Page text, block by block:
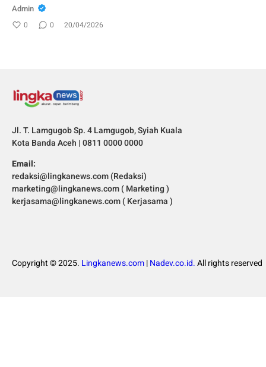
Admin
0 0 20/04/2026
Jl. T. Lamgugob Sp. 4 Lamgugob, Syiah Kuala
Kota Banda Aceh | 0811 0000 0000
Email:
redaksi@lingkanews.com (Redaksi)
marketing@lingkanews.com ( Marketing )
kerjasama@lingkanews.com ( Kerjasama )
Copyright © 2025. Lingkanews.com|Nadev.co.id.All rights reserved